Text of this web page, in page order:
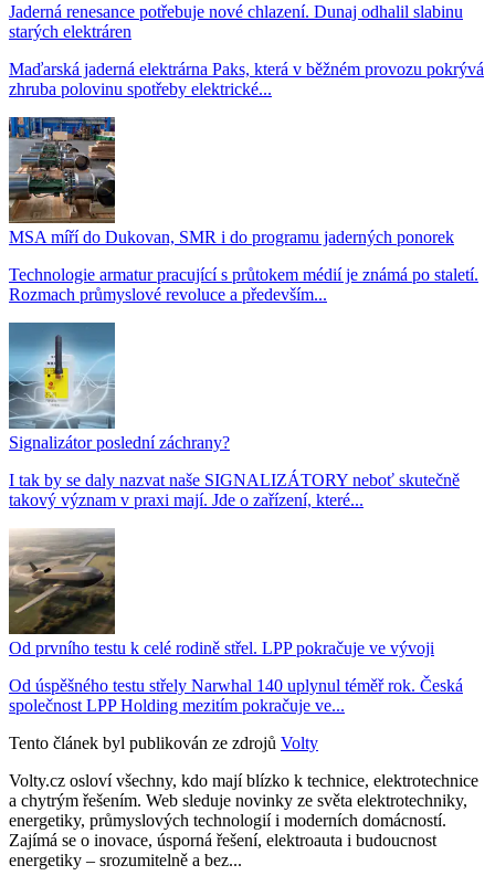
Jaderná renesance potřebuje nové chlazení. Dunaj odhalil slabinu
starých elektráren
Maďarská jaderná elektrárna Paks, která v běžném provozu pokrývá
zhruba polovinu spotřeby elektrické...
MSA míří do Dukovan, SMR i do programu jaderných ponorek
Technologie armatur pracující s průtokem médií je známá po staletí.
Rozmach průmyslové revoluce a především...
Signalizátor poslední záchrany?
I tak by se daly nazvat naše SIGNALIZÁTORY neboť skutečně
takový význam v praxi mají. Jde o zařízení, které...
Od prvního testu k celé rodině střel. LPP pokračuje ve vývoji
Od úspěšného testu střely Narwhal 140 uplynul téměř rok. Česká
společnost LPP Holding mezitím pokračuje ve...
Tento článek byl publikován ze zdrojů Volty
Volty.cz osloví všechny, kdo mají blízko k technice, elektrotechnice
a chytrým řešením. Web sleduje novinky ze světa elektrotechniky,
energetiky, průmyslových technologií i moderních domácností.
Zajímá se o inovace, úsporná řešení, elektroauta i budoucnost
energetiky – srozumitelně a bez...